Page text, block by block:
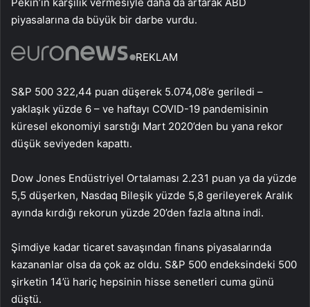
piyasalarına da büyük bir darbe vurdu.
REKLAM
S&P 500 322,44 puan düşerek 5.074,08’e geriledi –
yaklaşık yüzde 6 – ve haftayı COVID-19 pandemisinin
küresel ekonomiyi sarstığı Mart 2020’den bu yana rekor
düşük seviyeden kapattı.
Dow Jones Endüstriyel Ortalaması 2.231 puan ya da yüzde
5,5 düşerken, Nasdaq Bileşik yüzde 5,8 gerileyerek Aralık
ayında kırdığı rekorun yüzde 20’den fazla altına indi.
Şimdiye kadar ticaret savaşından finans piyasalarında
kazananlar olsa da çok az oldu. S&P 500 endeksindeki 500
şirketin 14’ü hariç hepsinin hisse senetleri cuma günü
düştü.